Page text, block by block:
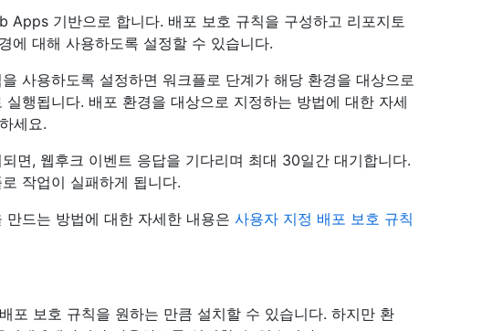
Apps 기반으로 합니다. 배포 보호 규칙을 구성하고 리포지토
에 대해 사용하도록 설정할 수 있습니다.
사용하도록 설정하면 워크플로 단계가 해당 환경을 대상으로
행됩니다. 배포 환경을 대상으로 지정하는 방법에 대한 자세
세요.
면, 웹후크 이벤트 응답을 기다리며 최대 30일간 대기합니다.
작업이 실패하게 됩니다.
드는 방법에 대한 자세한 내용은 사용자 지정 배포 보호 규칙
포 보호 규칙을 원하는 만큼 설치할 수 있습니다. 하지만 환